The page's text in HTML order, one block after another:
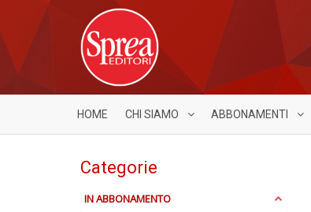
HOME CHI SIAMO ABBONAMENTI
Categorie
IN ABBONAMENTO